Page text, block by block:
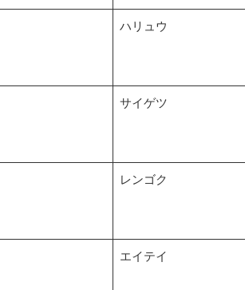
ハリュウ
サイゲツ
レンゴク
エイテイ